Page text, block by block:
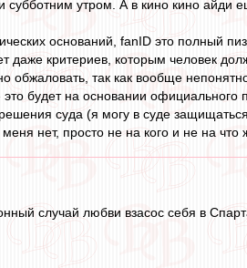
утром. А в кино кино айди
оснований, fanID это полный
даже критериев, которым человек
так как вообще
будет на основании
суда (я могу в суде
нет, просто не на кого и не на что
случай любви взасос себя в